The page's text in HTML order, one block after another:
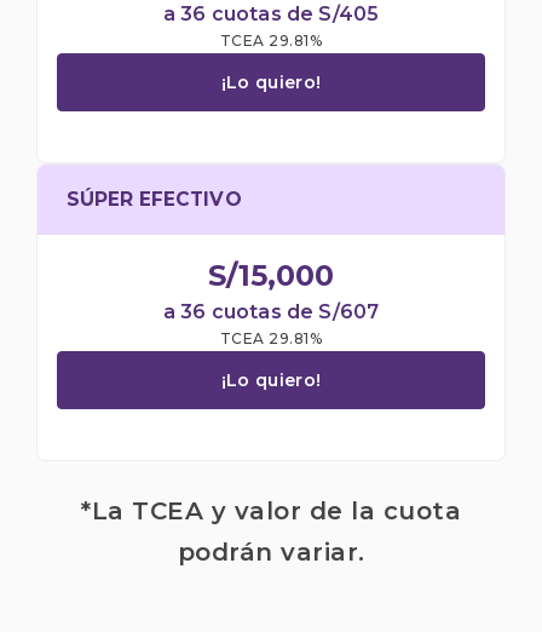
a 36 cuotas de S/405
TCEA 29.81%​
¡Lo quiero!
SÚPER EFECTIVO
S/15,000
a 36 cuotas de S/607
TCEA 29.81%​
¡Lo quiero!
*La TCEA y valor de la cuota
podrán variar.